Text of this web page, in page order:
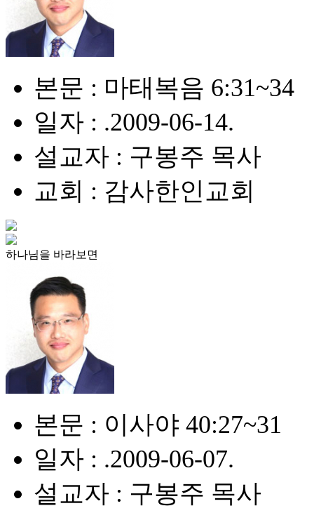
본문 : 마태복음 6:31~34
일자 : .2009-06-14.
설교자 : 구봉주 목사
교회 : 감사한인교회
하나님을 바라보면
본문 : 이사야 40:27~31
일자 : .2009-06-07.
설교자 : 구봉주 목사